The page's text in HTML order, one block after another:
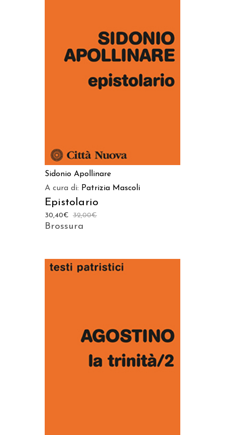
AGGIUNGI AL CARRELLO
Sidonio Apollinare
A cura di: Patrizia Mascoli
Epistolario
32,00€
30,40€
Brossura
AGGIUNGI AL CARRELLO